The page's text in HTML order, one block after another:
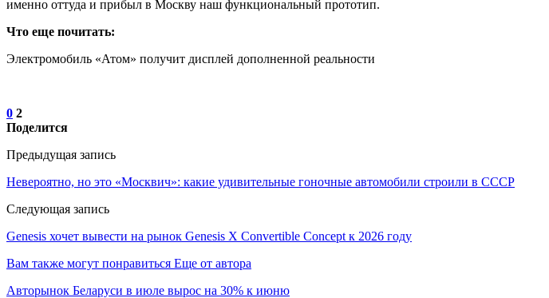
именно оттуда и прибыл в Москву наш функциональный прототип.
Что еще почитать:
Электромобиль «Атом» получит дисплей дополненной реальности
0 2
Поделится
Предыдущая запись
Невероятно, но это «Москвич»: какие удивительные гоночные автомобили строили в СССР
Следующая запись
Genesis хочет вывести на рынок Genesis X Convertible Concept к 2026 году
Вам также могут понравиться Еще от автора
Авторынок Беларуси в июле вырос на 30% к июню